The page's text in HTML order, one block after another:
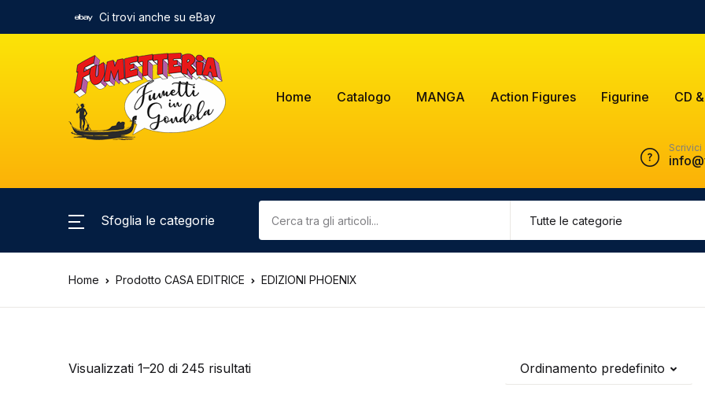
Ci trovi anche su eBay
Home Catalogo MANGA Action Figures Figurine CD
Scrivici
Sfoglia le categorie
Home Prodotto CASA EDITRICE EDIZIONI PHOENIX
Visualizzati 1–20 di 245 risultati Ordinamento predefinito